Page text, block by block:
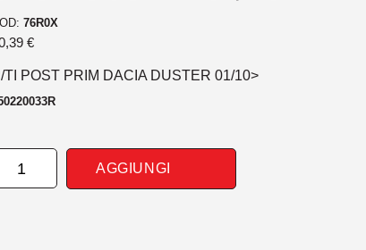
76R0X
€
TI POST PRIM DACIA DUSTER 01/10>
AGGIUNGI